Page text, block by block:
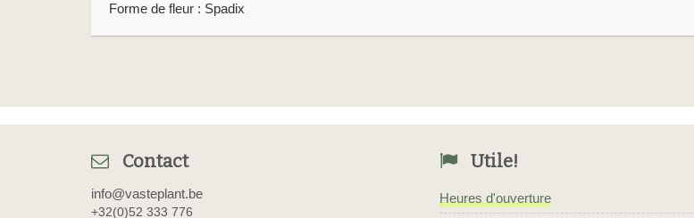
Forme de fleur : Spadix
Contact
info@vasteplant.be
+32(0)52 333 776
Utile!
Heures d'ouverture